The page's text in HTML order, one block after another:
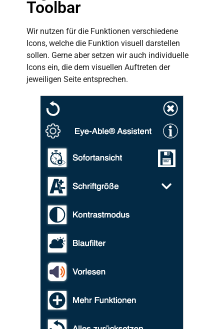
Toolbar
Wir nutzen für die Funktionen verschiedene
Icons, welche die Funktion visuell darstellen
sollen. Gerne aber setzen wir auch individuelle
Icons ein, die dem visuellen Auftreten der
jeweiligen Seite entsprechen.